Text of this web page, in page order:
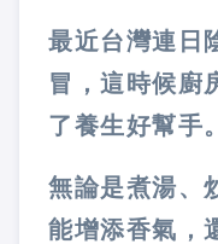
最近台灣連日
冒，這時候廚
了養生好幫手。
無論是煮湯、
能增添香氣，